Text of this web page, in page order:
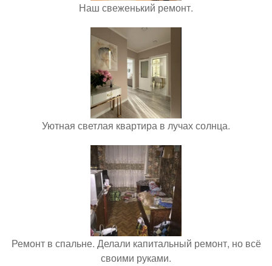
Наш свеженький ремонт.
Уютная светлая квартира в лучах солнца.
Ремонт в спальне. Делали капитальный ремонт, но всё
своими руками.